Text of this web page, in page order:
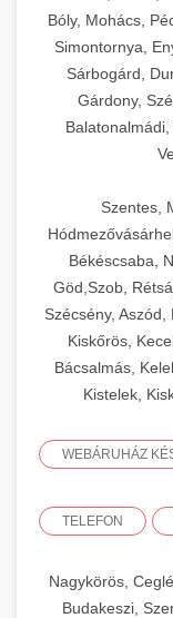
Bóly, Mohács,
Simontornya,
Sárbogárd,
Gárdony,
Szentes,
Békéscsaba,
Göd,Szob,
Szécsény,
Kiskőrös,
Bácsalmás,
Kistelek,
WEBÁRUHÁZ
TELEFON
Nagykörös,
Budakeszi,